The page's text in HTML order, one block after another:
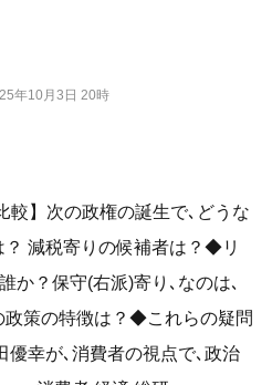
年10月3日 20時
較】次の政権の誕生で､どうな
減税寄りの候補者は？◆リ
か？保守(右派)寄り､なのは､
策の特徴は？◆これらの疑問
優幸が､消費者の視点で､政治